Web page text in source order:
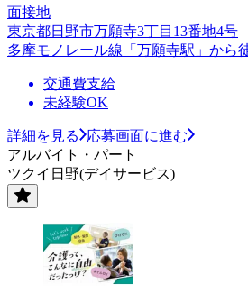
面接地
東京都日野市万願寺3丁目13番地4号
多摩モノレール線「万願寺駅」から
交通費支給
未経験OK
詳細を見る
応募画面に進む
アルバイト・パート
ツクイ日野(デイサービス)